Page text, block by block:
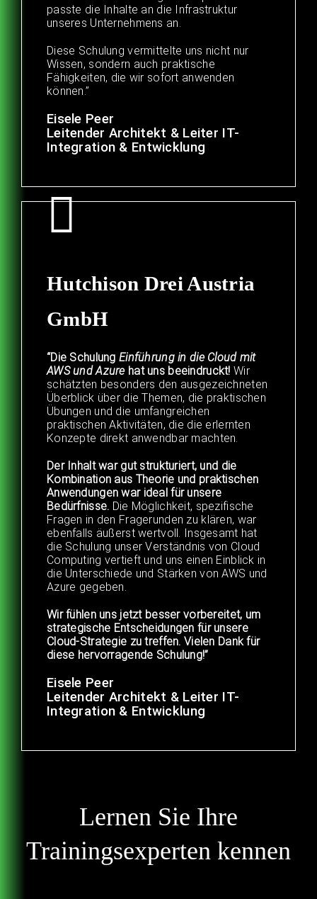
passte die Inhalte an die Infrastruktur
unseres Unternehmens an.
Diese Schulung vermittelte uns nicht nur
Wissen, sondern auch praktische
Fähigkeiten, die wir sofort anwenden
können.”
Eisele Peer
Leitender Architekt & Leiter IT-
Integration & Entwicklung
Hutchison Drei Austria
GmbH
“Die Schulung Einführung in die Cloud mit
AWS und Azurehat uns beeindruckt! Wir
schätzten besonders den ausgezeichneten
Überblick über die Themen, die praktischen
Übungen und die umfangreichen
praktischen Aktivitäten, die die erlernten
Konzepte direkt anwendbar machten.
Der Inhalt war gut strukturiert, und die
Kombination aus Theorie und praktischen
Anwendungen war ideal für unsere
Bedürfnisse. Die Möglichkeit, spezifische
Fragen in den Fragerunden zu klären, war
ebenfalls äußerst wertvoll. Insgesamt hat
die Schulung unser Verständnis von Cloud
Computing vertieft und uns einen Einblick in
die Unterschiede und Stärken von AWS und
Azure gegeben.
Wir fühlen uns jetzt besser vorbereitet, um
strategische Entscheidungen für unsere
Cloud-Strategie zu treffen. Vielen Dank für
diese hervorragende Schulung!”
Eisele Peer
Leitender Architekt & Leiter IT-
Integration & Entwicklung
Lernen Sie Ihre
Trainingsexperten kennen